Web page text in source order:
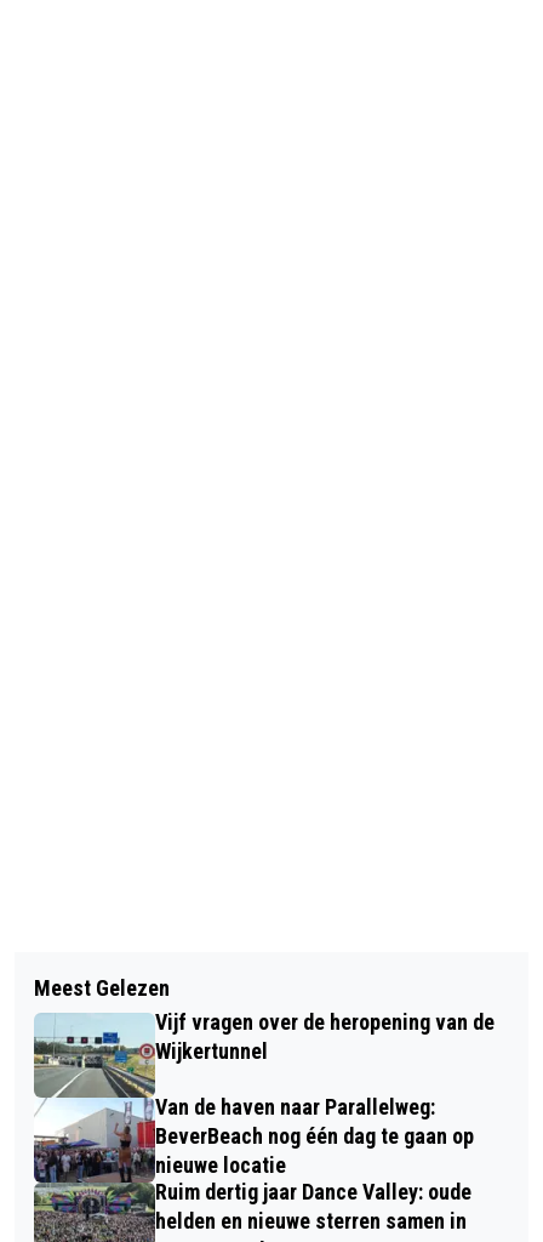
NATUURMONUMENTEN START PETITIE
OM INSECTEN TE REDDEN
DE GROENE EZEL ZAMELT
PARACETAMOL IN VOOR STICHTING
IN DE RUIMTE
Meest Gelezen
Vijf vragen over de heropening van de
Wijkertunnel
Van de haven naar Parallelweg:
BeverBeach nog één dag te gaan op
nieuwe locatie
Ruim dertig jaar Dance Valley: oude
helden en nieuwe sterren samen in